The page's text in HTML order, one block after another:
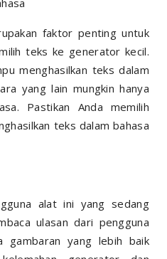
faktor penting untuk
teks ke generator kecil.
menghasilkan teks dalam
yang lain mungkin hanya
Pastikan Anda memilih
teks dalam bahasa
alat ini yang sedang
ulasan dari pengguna
gambaran yang lebih baik